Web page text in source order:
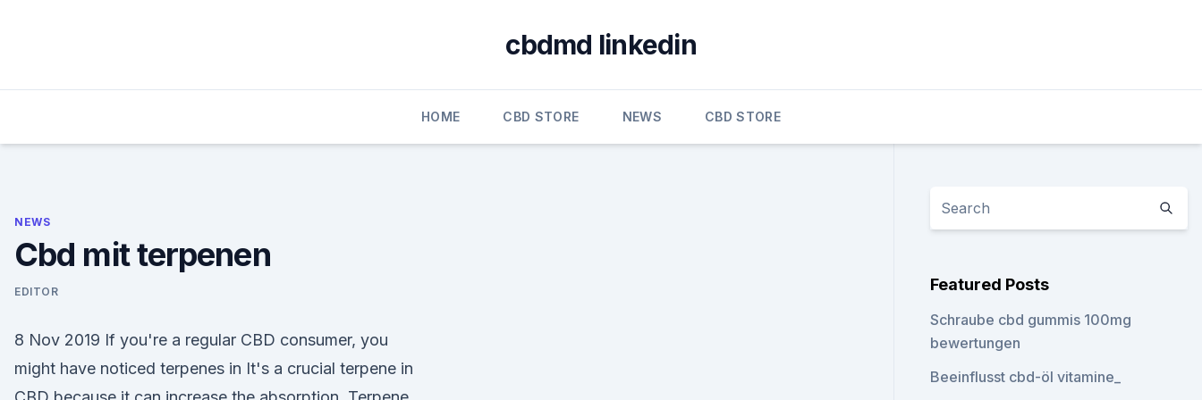
cbdmd linkedin
HOME CBD STORE NEWS CBD STORE
NEWS
Cbd mit terpenen
EDITOR
8 Nov 2019 If you're a regular CBD consumer, you
might have noticed terpenes in It's a crucial terpene in
Featured Posts
Schraube cbd gummis 100mg
bewertungen
Beeinflusst cbd-öl vitamine_